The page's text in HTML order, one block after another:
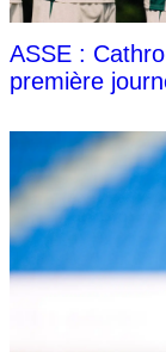
ASSE :
première